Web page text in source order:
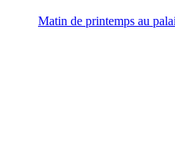
Matin de printemps au